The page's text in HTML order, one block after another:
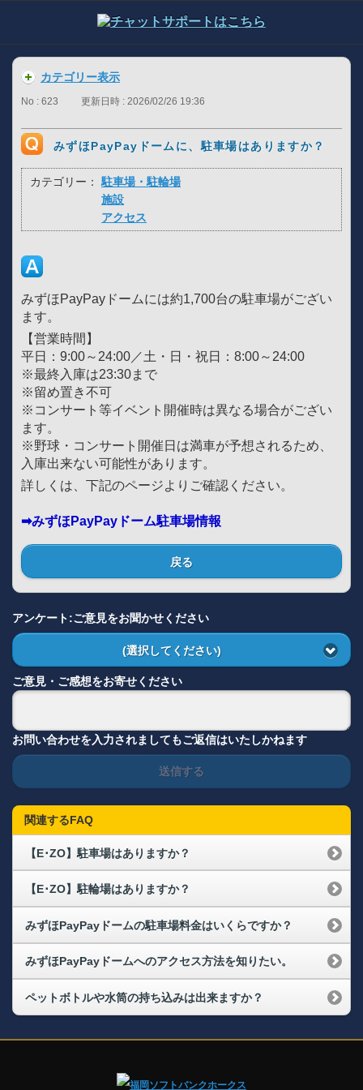
カテゴリー表示
No : 623 更新日時 : 2026/02/26 19:36
みずほPayPayドームに、駐車場はありますか？
カテゴリー：
駐車場・駐輪場
施設
アクセス
みずほPayPayドームには約1,700台の駐車場がござい
ます。
【営業時間】
平日：9:00～24:00／土・日・祝日：8:00～24:00
※最終入庫は23:30まで
※留め置き不可
※コンサート等イベント開催時は異なる場合がござい
ます。
※野球・コンサート開催日は満車が予想されるため、
入庫出来ない可能性があります。
詳しくは、下記のページよりご確認ください。
➡みずほPayPayドーム駐車場情報
戻る
アンケート:ご意見をお聞かせください
(選択してください)
ご意見・ご感想をお寄せください
お問い合わせを入力されましてもご返信はいたしかねます
送信する
関連するFAQ
【E･ZO】駐車場はありますか？
【E･ZO】駐輪場はありますか？
みずほPayPayドームの駐車場料金はいくらですか？
みずほPayPayドームへのアクセス方法を知りたい。
ペットボトルや水筒の持ち込みは出来ますか？